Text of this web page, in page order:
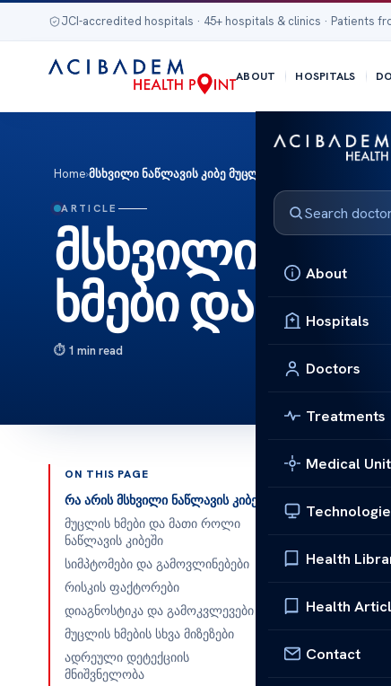
JCI-accredited hospitals · 45+ hospitals & clinics · Patients
ABOUT HOSPITALS
About
Hospitals
Doctors
Treatments
Medical
Health
Health
Contact
Home›მსხვილი ნაწლავის კიბე მუცლის ხმები და მათი
ARTICLE
მსხვილი
ხმები და
1 min read
ON THIS PAGE
რა არის მსხვილი ნაწლავის კიბე?
მუცლის ხმები და მათი როლი
ნაწლავის კიბეში
სიმპტომები და გამოვლინებები
რისკის ფაქტორები
დიაგნოსტიკა და გამოკვლევები
მუცლის ხმების სხვა მიზეზები
ადრეული დეტექციის
მნიშვნელობა
მსხვილი
მსხვილი
მუცლის
ზოგიერთ